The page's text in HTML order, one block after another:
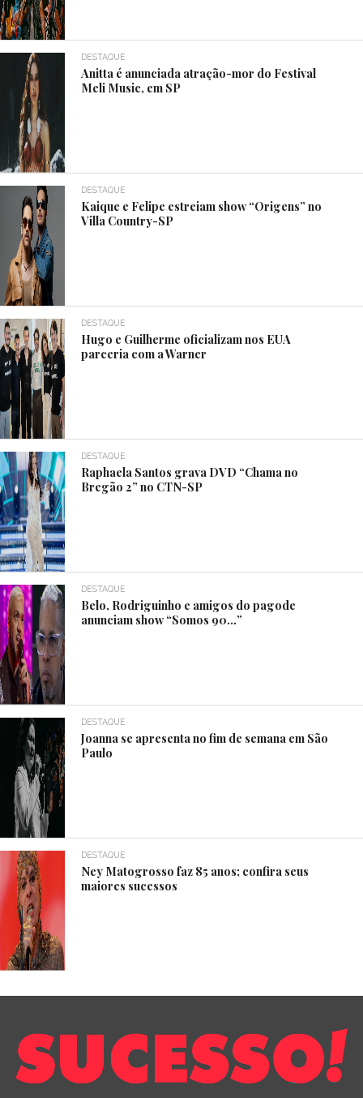
DESTAQUE
Anitta é anunciada atração-mor do Festival
Meli Music, em SP
DESTAQUE
Kaique e Felipe estreiam show “Origens” no
Villa Country-SP
DESTAQUE
Hugo e Guilherme oficializam nos EUA
parceria com a Warner
DESTAQUE
Raphaela Santos grava DVD “Chama no
Bregão 2” no CTN-SP
DESTAQUE
Belo, Rodriguinho e amigos do pagode
anunciam show “Somos 90…”
DESTAQUE
Joanna se apresenta no fim de semana em São
Paulo
DESTAQUE
Ney Matogrosso faz 85 anos; confira seus
maiores sucessos